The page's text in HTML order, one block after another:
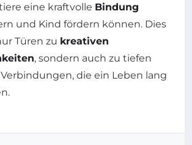
eine kraftvolle Bindung
und Kind fördern können. Dies
Türen zu kreativen
, sondern auch zu tiefen
die ein Leben lang